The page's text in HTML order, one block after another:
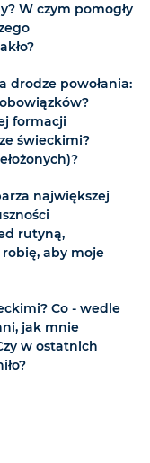
W czym pomogły
drodze powołania:
formacji
świeckimi?
największej
rutyną,
aby moje
Co - wedle
jak mnie
w ostatnich